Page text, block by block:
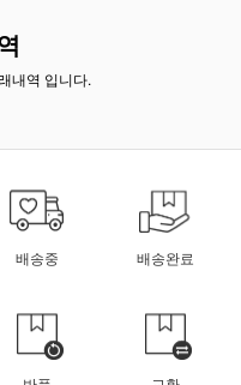
내역 입니다.
배송중 배송완료